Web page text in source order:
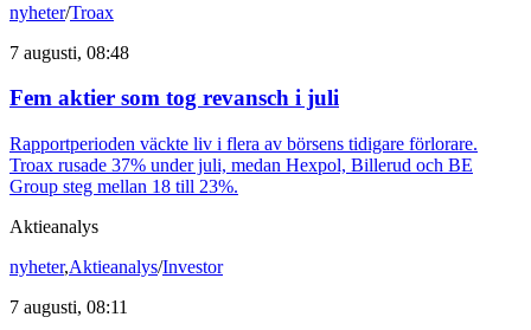
nyheter/Troax
7 augusti, 08:48
Fem aktier som tog revansch i juli
Rapportperioden väckte liv i flera av börsens tidigare förlorare.
Troax rusade 37% under juli, medan Hexpol, Billerud och BE
Group steg mellan 18 till 23%.
Aktieanalys
nyheter,Aktieanalys/Investor
7 augusti, 08:11